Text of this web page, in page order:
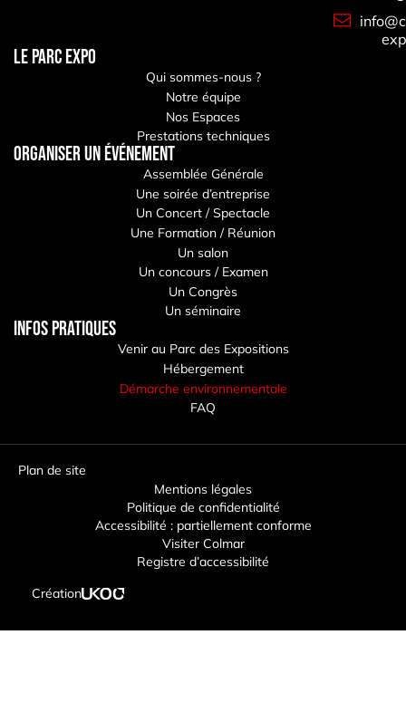
LE PARC EXPO
Qui sommes-nous ?
Notre équipe
Nos Espaces
Prestations techniques
Organiser un événement
Assemblée Générale
Une soirée d’entreprise
Un Concert / Spectacle
Une Formation / Réunion
Un salon
Un concours / Examen
Un Congrès
Un séminaire
Infos pratiques
Venir au Parc des Expositions
Hébergement
Démarche environnementale
FAQ
Plan de site
Mentions légales
Politique de confidentialité
Accessibilité : partiellement conforme
Visiter Colmar
Registre d’accessibilité
Création